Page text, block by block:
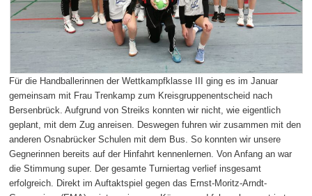
Für die Handballerinnen der Wettkampfklasse III ging es im Januar
gemeinsam mit Frau Trenkamp zum Kreisgruppenentscheid nach
Bersenbrück. Aufgrund von Streiks konnten wir nicht, wie eigentlich
geplant, mit dem Zug anreisen. Deswegen fuhren wir zusammen mit den
anderen Osnabrücker Schulen mit dem Bus. So konnten wir unsere
Gegnerinnen bereits auf der Hinfahrt kennenlernen. Von Anfang an war
die Stimmung super. Der gesamte Turniertag verlief insgesamt
erfolgreich. Direkt im Auftaktspiel gegen das Ernst-Moritz-Arndt-